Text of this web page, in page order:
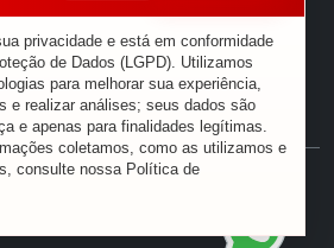
® XBRINDES
privacidade e está em conformidade
de Dados (LGPD). Utilizamos
para melhorar sua experiência,
e realizar análises; seus dados são
e apenas para finalidades legítimas.
coletamos, como as utilizamos e
consulte nossa Política de